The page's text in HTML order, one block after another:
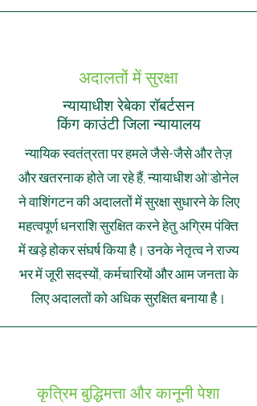
अदालतों में सुरक्षा
न्यायाधीश रेबेका रॉबर्टसन
किंग काउंटी जिला न्यायालय
न्यायिक स्वतंत्रता पर हमले जैसे-जैसे और तेज़
और खतरनाक होते जा रहे हैं, न्यायाधीश ओ'डोनेल
ने वाशिंगटन की अदालतों में सुरक्षा सुधारने के लिए
महत्वपूर्ण धनराशि सुरक्षित करने हेतु अग्रिम पंक्ति
में खड़े होकर संघर्ष किया है। उनके नेतृत्व ने राज्य
भर में जूरी सदस्यों, कर्मचारियों और आम जनता के
लिए अदालतों को अधिक सुरक्षित बनाया है।
कृत्रिम बुद्धिमत्ता और कानूनी पेशा